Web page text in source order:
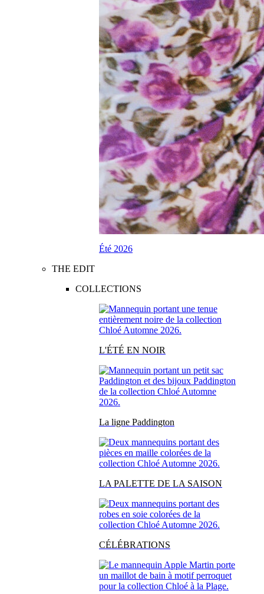
Été 2026
THE EDIT
COLLECTIONS
L'ÉTÉ EN NOIR
La ligne Paddington
LA PALETTE DE LA SAISON
CÉLÉBRATIONS